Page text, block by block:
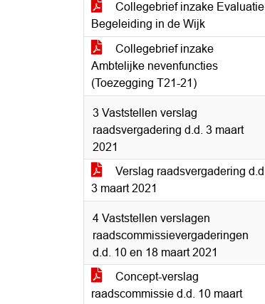
Collegebrief inzake Evaluatie
Begeleiding in de Wijk
Collegebrief inzake
Ambtelijke nevenfuncties
(Toezegging T21-21)
3 Vaststellen verslag
raadsvergadering d.d. 3 maart
2021
Verslag raadsvergadering d.d.
3 maart 2021
4 Vaststellen verslagen
raadscommissievergaderingen
d.d. 10 en 18 maart 2021
Concept-verslag
raadscommissie d.d. 10 maart